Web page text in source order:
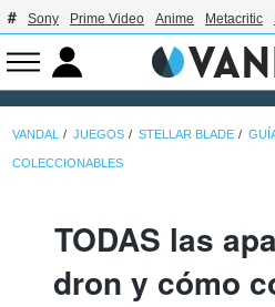
Sony Prime Video Anime Metacritic
VANDAL JUEGOS STELLAR BLADE
COLECCIONABLES
TODAS las
dron y cómo